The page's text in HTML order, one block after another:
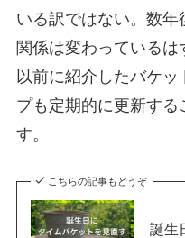
いる訳ではない。数
関係は変わっているは
以前に紹介したバケ
プも定期的に更新する
す。
こちらの記事もどうぞ
誕生